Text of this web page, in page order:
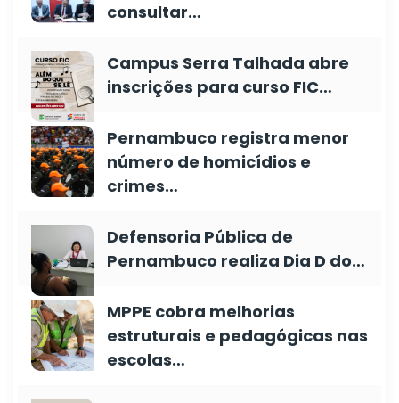
consultar…
Campus Serra Talhada abre
inscrições para curso FIC…
Pernambuco registra menor
número de homicídios e
crimes…
Defensoria Pública de
Pernambuco realiza Dia D do…
MPPE cobra melhorias
estruturais e pedagógicas nas
escolas…